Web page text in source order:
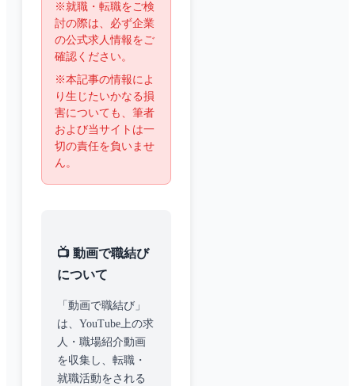
※就職・転職をご検
討の際は、必ず企業
の公式求人情報をご
確認ください。
※本記事の情報によ
り生じたいかなる損
害についても、筆者
および当サイトは一
切の責任を負いませ
ん。
📺 動画で職結び
について
「動画で職結び」
は、YouTube上の求
人・職場紹介動画
を収集し、転職・
就職活動をされる